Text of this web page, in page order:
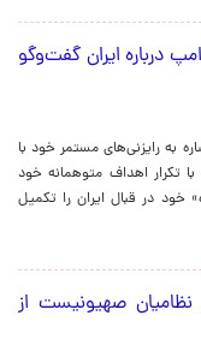
درباره ایران گفت‌وگو
به رایزنی‌های مستمر خود با
با تکرار اهداف متوهمانه خود
خود در قبال ایران را تکمیل
صهیونیست از